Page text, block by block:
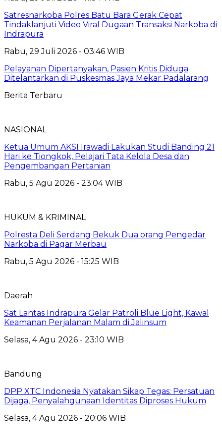
Satresnarkoba Polres Batu Bara Gerak Cepat
Tindaklanjuti Video Viral Dugaan Transaksi Narkoba di
Indrapura
Rabu, 29 Juli 2026 - 03:46 WIB
Pelayanan Dipertanyakan, Pasien Kritis Diduga
Ditelantarkan di Puskesmas Jaya Mekar Padalarang
Berita Terbaru
NASIONAL
Ketua Umum AKSI Irawadi Lakukan Studi Banding 21
Hari ke Tiongkok, Pelajari Tata Kelola Desa dan
Pengembangan Pertanian
Rabu, 5 Agu 2026 - 23:04 WIB
HUKUM & KRIMINAL
Polresta Deli Serdang Bekuk Dua orang Pengedar
Narkoba di Pagar Merbau
Rabu, 5 Agu 2026 - 15:25 WIB
Daerah
Sat Lantas Indrapura Gelar Patroli Blue Light, Kawal
Keamanan Perjalanan Malam di Jalinsum
Selasa, 4 Agu 2026 - 23:10 WIB
Bandung
DPP XTC Indonesia Nyatakan Sikap Tegas: Persatuan
Dijaga, Penyalahgunaan Identitas Diproses Hukum
Selasa, 4 Agu 2026 - 20:06 WIB